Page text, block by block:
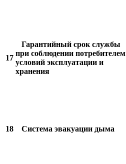
17
Гарантийный срок службы
при соблюдении потребителем
условий эксплуатации и
хранения
18 Система эвакуации дыма